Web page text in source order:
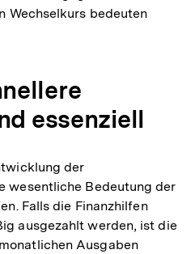
Wechselkurs bedeuten
essenziell
der
wesentliche Bedeutung der
Falls die Finanzhilfen
ausgezahlt werden, ist die
Ausgaben